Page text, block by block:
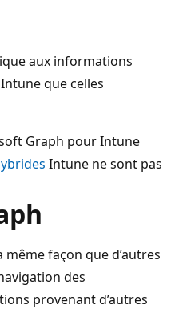
aux informations
que celles
Graph pour Intune
Intune ne sont pas
façon que d’autres
des
provenant d’autres